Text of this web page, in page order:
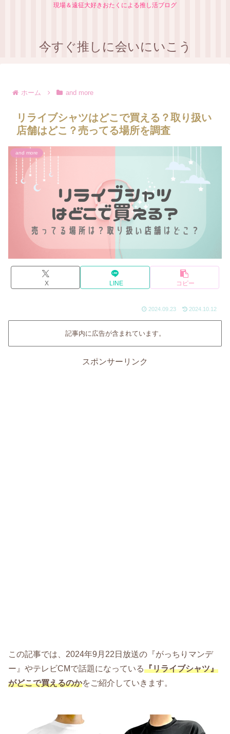
現場＆遠征大好きおたくによる推し活ブログ
今すぐ推しに会いにいこう
ホーム and more
リライブシャツはどこで買える？取り扱い
店舗はどこ？売ってる場所を調査
and more
X LINE コピー
2024.09.23 2024.10.12
記事内に広告が含まれています。
スポンサーリンク
この記事では、2024年9月22日放送の『がっちりマンデ
ー』やテレビCMで話題になっている『リライブシャツ』
がどこで買えるのかをご紹介していきます。